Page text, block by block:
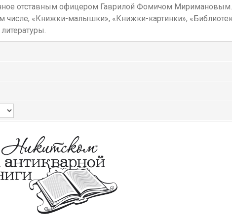
отставным офицером Гаврилой Фомичом
«Книжки-малышки», «Книжки-картинки»,